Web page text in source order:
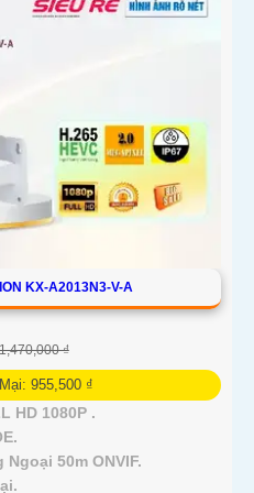
KX-A2013N3-V-A
₫
955,500 ₫
HD 1080P .
Ngoại 50m ONVIF.